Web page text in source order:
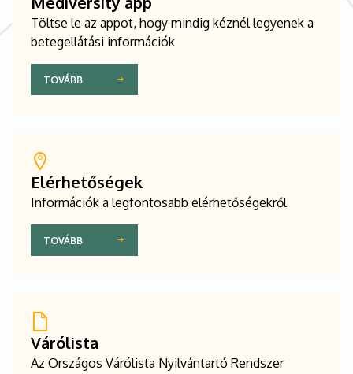
Töltse le az appot, hogy mindig kéznél legyenek a
betegellátási információk
TOVÁBB
Elérhetőségek
Információk a legfontosabb elérhetőségekről
TOVÁBB
Várólista
Az Országos Várólista Nyilvántartó Rendszer